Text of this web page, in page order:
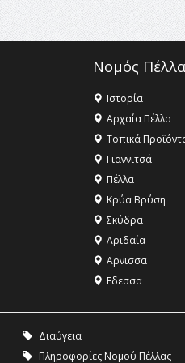
Νομός
Ιστορία
Αρχαία Πέλλα
Τοπικά
Γιαννιτσά
Πέλλα
Κρύα Βρύση
Σκύδρα
Αριδαία
Aρνισσα
Eδεσσα
Διαύγεια
Πληροφορίες Νομού Πέλλας